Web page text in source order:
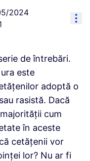
2024
de întrebări.
este
adoptă o
rasistă. Dacă
cum
în aceste
cetățenii vor
lor? Nu ar fi